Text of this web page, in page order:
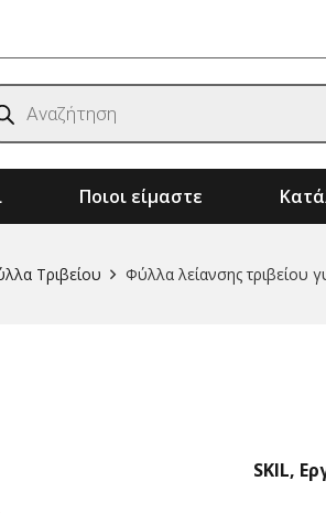
Ποιοι είμαστε
Τριβείου Φύλλα λείανσης τριβείου
SKIL,